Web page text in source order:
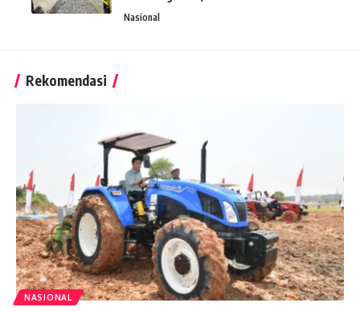
Nasional
Rekomendasi
NASIONAL